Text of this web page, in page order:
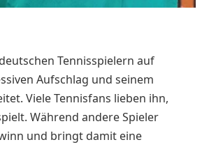
Tennisspielern auf
Aufschlag und seinem
Viele Tennisfans lieben ihn,
Während andere Spieler
und bringt damit eine